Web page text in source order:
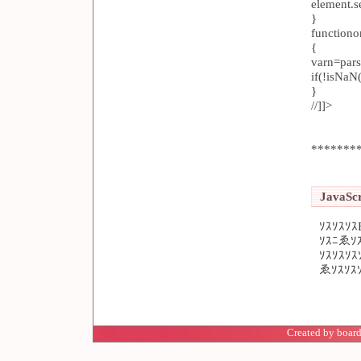
}
{
}
//]]>
ｿｽｿｽｿ
ｿｽﾆゑｿ
ｿｽｿｽｿ
ゑｿｽｿｽ
Created by